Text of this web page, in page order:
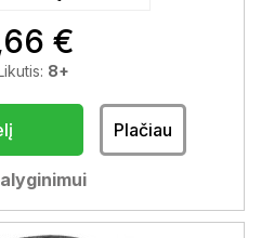
€
8+
Plačiau